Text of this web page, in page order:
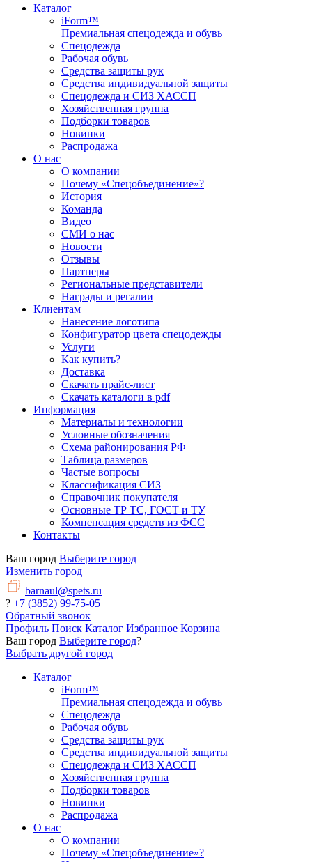
Каталог
iForm™
Премиальная спецодежда и обувь
Спецодежда
Рабочая обувь
Средства защиты рук
Средства индивидуальной защиты
Спецодежда и СИЗ ХАССП
Хозяйственная группа
Подборки товаров
Новинки
Распродажа
О нас
О компании
Почему «Спецобъединение»?
История
Команда
Видео
СМИ о нас
Новости
Отзывы
Партнеры
Региональные представители
Награды и регалии
Клиентам
Нанесение логотипа
Конфигуратор цвета спецодежды
Услуги
Как купить?
Доставка
Скачать прайс-лист
Скачать каталоги в pdf
Информация
Материалы и технологии
Условные обозначения
Схема районирования РФ
Таблица размеров
Частые вопросы
Классификация СИЗ
Справочник покупателя
Основные ТР ТС, ГОСТ и ТУ
Компенсация средств из ФСС
Контакты
Ваш город Выберите город
Изменить город
barnaul@spets.ru
? +7 (3852) 99-75-05
Обратный звонок
Профиль Поиск Каталог Избранное Корзина
Ваш город Выберите город?
Выбрать другой город
Каталог
iForm™
Премиальная спецодежда и обувь
Спецодежда
Рабочая обувь
Средства защиты рук
Средства индивидуальной защиты
Спецодежда и СИЗ ХАССП
Хозяйственная группа
Подборки товаров
Новинки
Распродажа
О нас
О компании
Почему «Спецобъединение»?